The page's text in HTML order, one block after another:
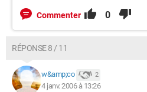
Commenter 0
RÉPONSE 8 / 11
w&amp;co 2
4 janv. 2006 à 13:26